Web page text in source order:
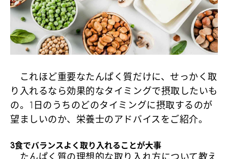
これほど重要なたんぱく質だけに、せっかく取
り入れるなら効果的なタイミングで摂取したいも
の。1日のうちのどのタイミングに摂取するのが
望ましいのか、栄養士のアドバイスをご紹介。
3食でバランスよく取り入れることが大事